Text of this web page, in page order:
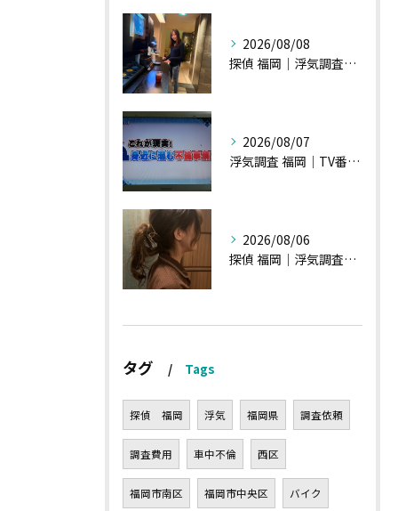
2026/08/08
探偵 福岡｜浮気調査、諸状況、そして雑談へ
2026/08/07
浮気調査 福岡｜TV番組15分間の特集の時のお話①
2026/08/06
探偵 福岡｜浮気調査の現場から・・・・チハルさん特集
タグ Tags
探偵 福岡 浮気 福岡県 調査依頼
調査費用 車中不倫 西区
福岡市南区 福岡市中央区 バイク